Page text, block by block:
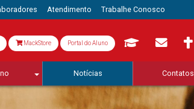
Atendimento Trabalhe Conosco
MackStore Portal do Aluno
Notícias Contatos